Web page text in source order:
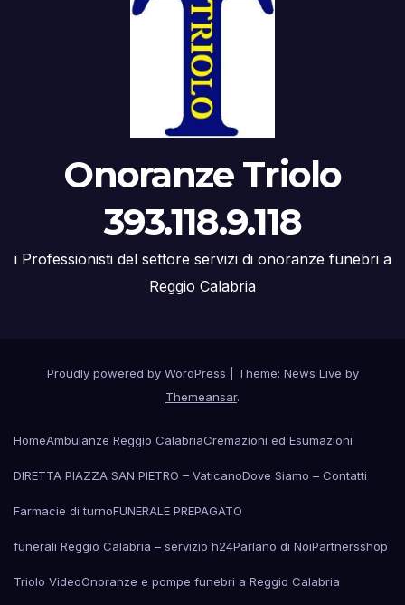
Onoranze Triolo
393.118.9.118
i Professionisti del settore servizi di onoranze funebri a
Reggio Calabria
Proudly powered by WordPress
Theme: News Live by
Themeansar.
HomeAmbulanze Reggio CalabriaCremazioni ed Esumazioni
DIRETTA PIAZZA SAN PIETRO – VaticanoDove Siamo – Contatti
Farmacie di turnoFUNERALE PREPAGATO
funerali Reggio Calabria – servizio h24Parlano di NoiPartnersshop
Triolo VideoOnoranze e pompe funebri a Reggio Calabria